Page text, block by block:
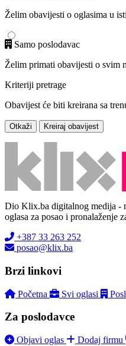
Želim obavijesti o oglasima u
Samo poslodavac
Želim primati obavijesti o svim
Kriteriji pretrage
Obavijest će biti kreirana sa
Otkaži Kreiraj obavijest
Dio Klix.ba digitalnog medija -
oglasa za posao i pronalaženje
+387 33 263 252
posao@klix.ba
Brzi linkovi
Početna Svi oglasi
Za poslodavce
Objavi oglas Dodaj firmu